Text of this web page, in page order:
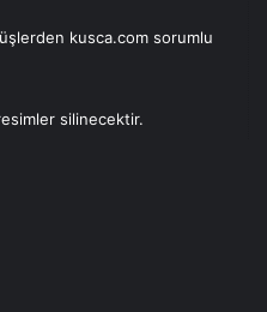
kusca.com sorumlu
silinecektir.